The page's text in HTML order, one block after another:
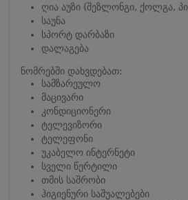
ღია აუზი (შეზლონგი, ქოლგა,
საუნა
სპორტ დარბაზი
დალაგება
ნომრებში დახვდებათ:
სამზარეულო
მაცივარი
კონდიციონერი
ტელევიზორი
ტელეფონი
უკაბელო ინტერნეტი
სველი წერტილი
თმის საშრობი
ჰიგიენური საშუალებები